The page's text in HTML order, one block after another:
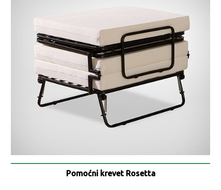
Pomoćni krevet Rosetta